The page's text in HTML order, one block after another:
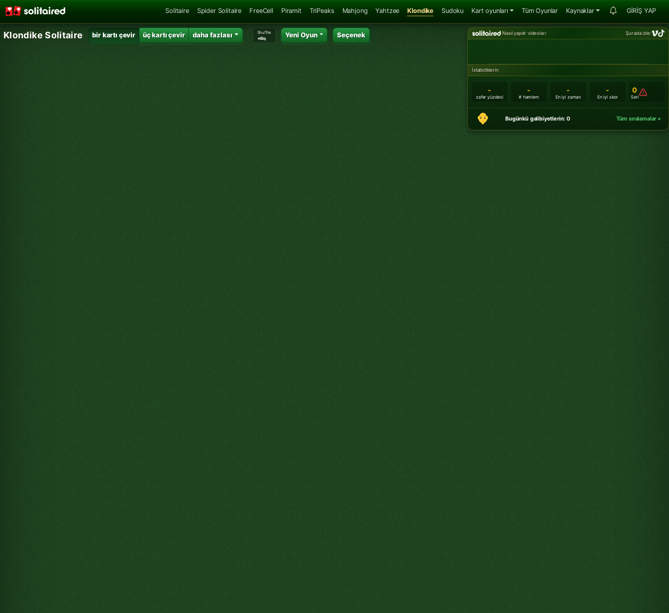
Solitaire Spider Solitaire FreeCell Piramit TriPeaks Mahjong Yahtzee Klondike Sudoku Kart oyunları Tüm Oyunlar Kaynaklar GİRİŞ YAP
Klondike Solitaire bir kartı çevir üç kartı çevir daha fazlası
Shuffle:
+tBq
Yeni Oyun Seçenek Nasıl yapılır videoları Şurada izle:
İstatistiklerin
-
zafer yüzdesi
-
# hamlem
-
En iyi zaman
-
En iyi skor
0
Seri
Bugünkü galibiyetlerin: 0 Tüm sıralamalar »